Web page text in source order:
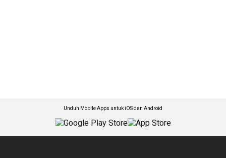
Unduh Mobile Apps untuk iOS dan Android